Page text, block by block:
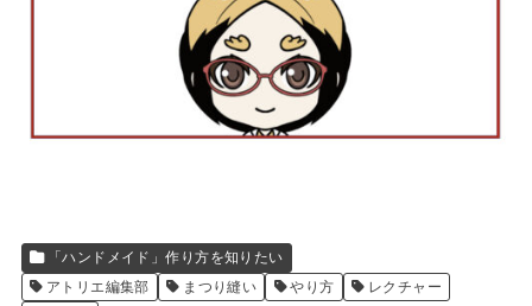
「ハンドメイド」作り方を知りたい
アトリエ編集部
まつり縫い やり方
レクチャー